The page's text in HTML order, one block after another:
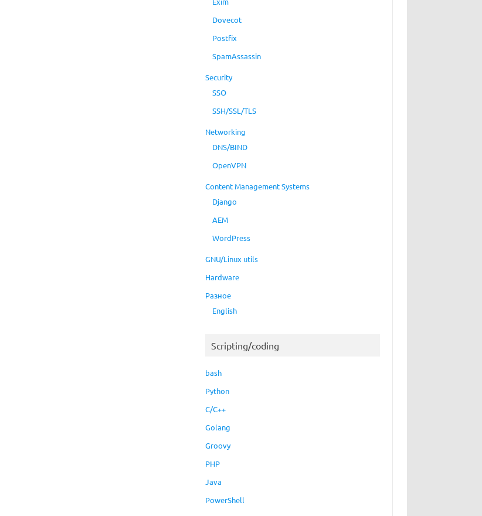
Dovecot
Postfix
SpamAssassin
Security
SSO
SSH/SSL/TLS
Networking
DNS/BIND
OpenVPN
Content Management Systems
Django
AEM
WordPress
GNU/Linux utils
Hardware
Разное
English
Scripting/coding
bash
Python
C/C++
Golang
Groovy
PHP
Java
PowerShell